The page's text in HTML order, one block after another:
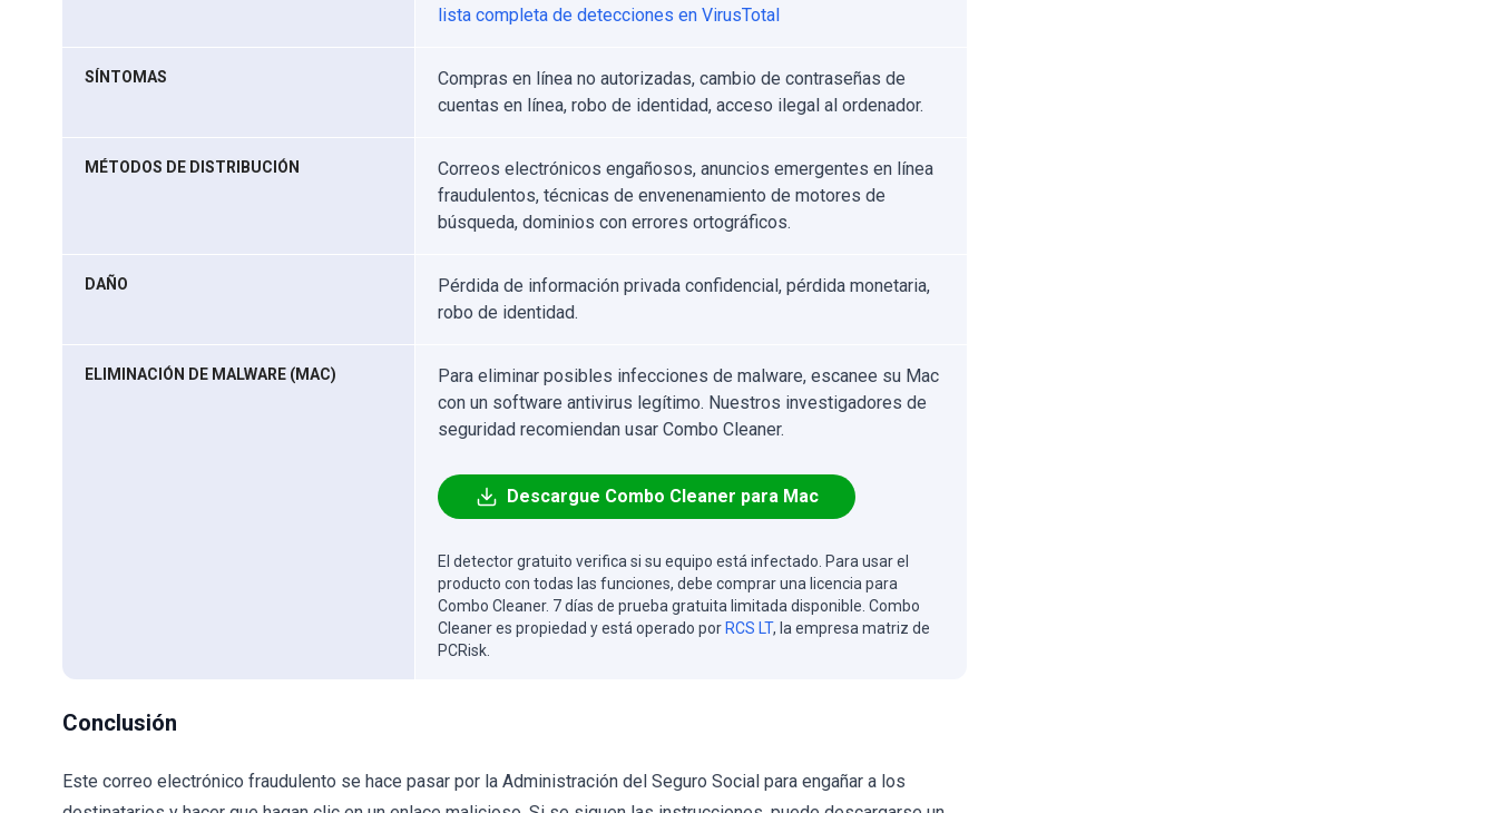
lista completa de detecciones en VirusTotal
SÍNTOMAS
Compras en línea no autorizadas, cambio de contraseñas de
cuentas en línea, robo de identidad, acceso ilegal al ordenador.
MÉTODOS DE DISTRIBUCIÓN
Correos electrónicos engañosos, anuncios emergentes en línea
fraudulentos, técnicas de envenenamiento de motores de
búsqueda, dominios con errores ortográficos.
DAÑO
Pérdida de información privada confidencial, pérdida monetaria,
robo de identidad.
ELIMINACIÓN DE MALWARE (MAC)
Para eliminar posibles infecciones de malware, escanee su Mac
con un software antivirus legítimo. Nuestros investigadores de
seguridad recomiendan usar Combo Cleaner.
Descargue Combo Cleaner para Mac
El detector gratuito verifica si su equipo está infectado. Para usar el
producto con todas las funciones, debe comprar una licencia para
Combo Cleaner. 7 días de prueba gratuita limitada disponible. Combo
Cleaner es propiedad y está operado por RCS LT, la empresa matriz de
PCRisk.
Conclusión
Este correo electrónico fraudulento se hace pasar por la Administración del Seguro Social para engañar a los